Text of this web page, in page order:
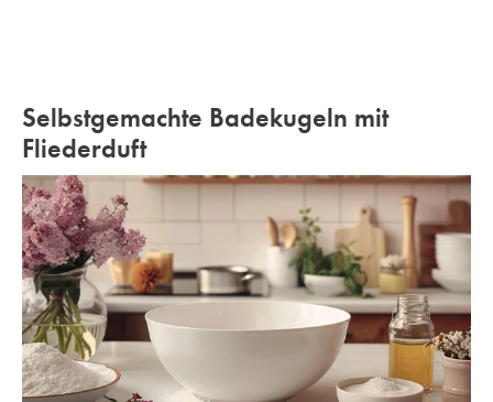
Selbstgemachte Badekugeln mit
Fliederduft